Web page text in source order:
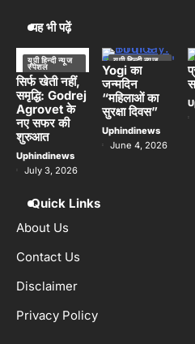
4
Three
बाइक सवार
की मौत से मचा
Uphindinews
5
Mob
के आरोपी को घर
डाला
यह भी पढ़ें
यूपी हिन्दी न्यूज
स्पेशल
सिर्फ खेती नहीं,
समृद्धि: Godrej
Agrovet के
नए सफर की
शुरुआत
Uphindinews
July 3, 2026
यूपी हिन्दी न्यूज
स्पेशल
लखनऊ
Yogi का
जन्मदिन
“महिलाओं का
सुरक्षा दिवस”
Uphindinews
June 4, 2026
Quick Links
About Us
Contact Us
Disclaimer
Privacy Policy